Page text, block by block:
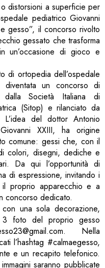
distorsioni a superficie per
pediatrico Giovanni
gesso”, il concorso rivolto
gessato che trasforma
un’occasione di gioco e
di ortopedia dell’ospedale
un concorso di
dalla Società Italiana di
(Sitop) e rilanciato da
del dottor Antonio
XXIII, ha origine
comune: gessi che, con il
colori, disegni, dediche e
Da qui l’opportunità di
di espressione, invitando i
proprio apparecchio e a
concorso dedicato.
una sola decorazione,
foto del proprio gesso
Nella
l’hashtag #calmaegesso,
e un recapito telefonico.
saranno pubblicate